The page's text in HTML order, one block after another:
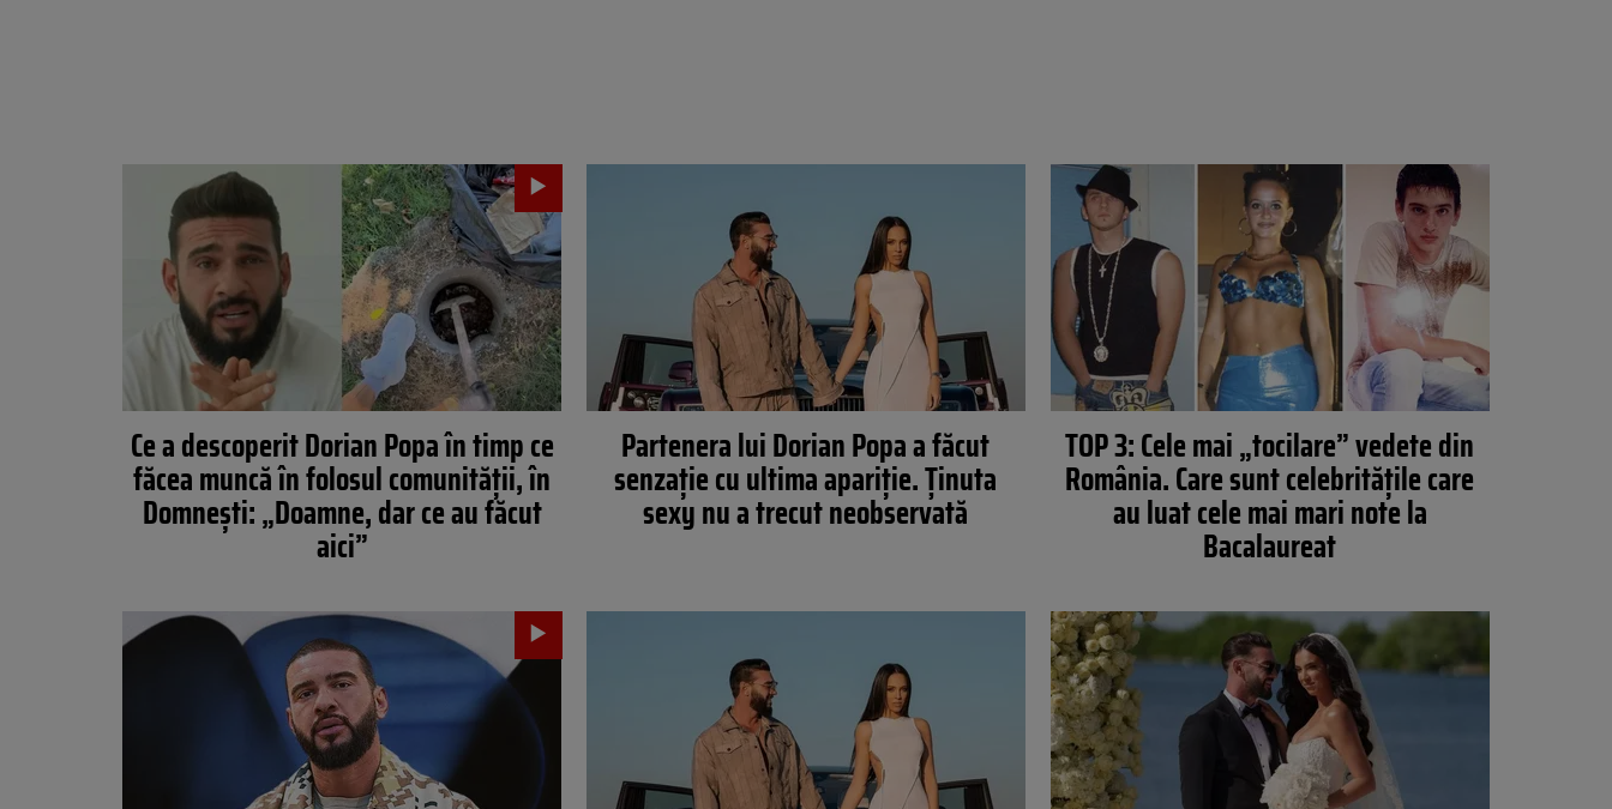
Ce a descoperit Dorian Popa în timp ce
făcea muncă în folosul comunității, în
Domnești: „Doamne, dar ce au făcut
aici”
Partenera lui Dorian Popa a făcut
senzație cu ultima apariție. Ținuta
sexy nu a trecut neobservată
TOP 3: Cele mai „tocilare” vedete din
România. Care sunt celebritățile care
au luat cele mai mari note la
Bacalaureat